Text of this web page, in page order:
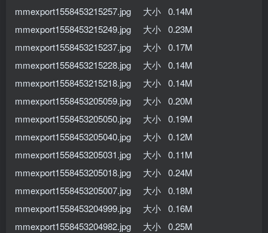
mmexport1558453215257.jpg 大小 0.14M
mmexport1558453215249.jpg 大小 0.23M
mmexport1558453215237.jpg 大小 0.17M
mmexport1558453215228.jpg 大小 0.14M
mmexport1558453215218.jpg 大小 0.14M
mmexport1558453205059.jpg 大小 0.20M
mmexport1558453205050.jpg 大小 0.19M
mmexport1558453205040.jpg 大小 0.12M
mmexport1558453205031.jpg 大小 0.11M
mmexport1558453205018.jpg 大小 0.24M
mmexport1558453205007.jpg 大小 0.18M
mmexport1558453204999.jpg 大小 0.16M
mmexport1558453204982.jpg 大小 0.25M